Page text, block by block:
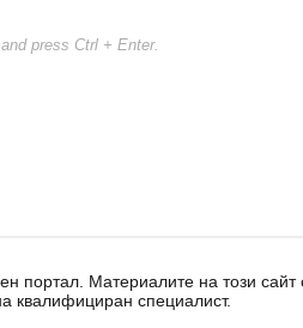
press Ctrl + Enter.
портал. Материалите на този
квалифициран специалист.